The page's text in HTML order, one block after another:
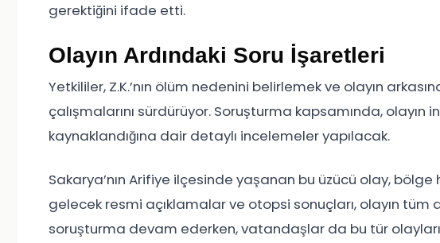
gerektiğini ifade etti.
Olayın Ardındaki Soru İşaretleri
Yetkililer, Z.K.’nın ölüm nedenini belirlemek ve olayın
çalışmalarını sürdürüyor. Soruşturma kapsamında,
kaynaklandığına dair detaylı incelemeler yapılacak.
Sakarya’nın Arifiye ilçesinde yaşanan bu üzücü olay, bölge
gelecek resmi açıklamalar ve otopsi sonuçları, olayın tüm
soruşturma devam ederken, vatandaşlar da bu tür